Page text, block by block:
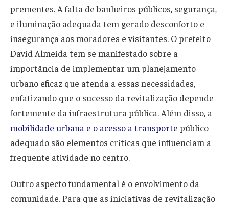
prementes. A falta de banheiros públicos, segurança,
e iluminação adequada tem gerado desconforto e
insegurança aos moradores e visitantes. O prefeito
David Almeida tem se manifestado sobre a
importância de implementar um planejamento
urbano eficaz que atenda a essas necessidades,
enfatizando que o sucesso da revitalização depende
fortemente da infraestrutura pública. Além disso, a
mobilidade urbana e o acesso a transporte público
adequado são elementos críticas que influenciam a
frequente atividade no centro.
Outro aspecto fundamental é o envolvimento da
comunidade. Para que as iniciativas de revitalização